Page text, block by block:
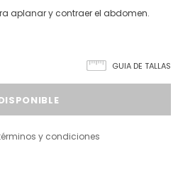
aplanar y contraer el abdomen.
GUIA DE TALLAS
y condiciones